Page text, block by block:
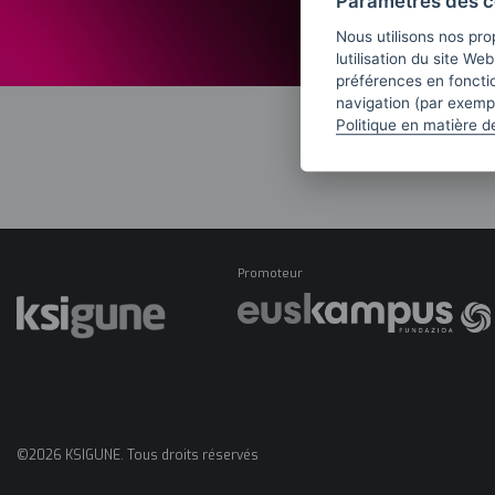
Promoteur
©2026 KSIGUNE. Tous droits réservés
Nous utilisons nos
lutilisation du site
préférences en
navigation (par
Politique en matière